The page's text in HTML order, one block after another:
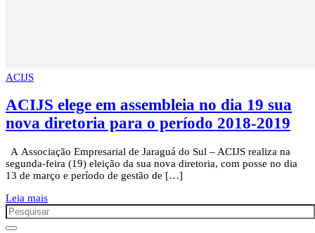
ACIJS
ACIJS elege em assembleia no dia 19 sua
nova diretoria para o período 2018-2019
A Associação Empresarial de Jaraguá do Sul – ACIJS realiza na
segunda-feira (19) eleição da sua nova diretoria, com posse no dia
13 de março e período de gestão de […]
Leia mais